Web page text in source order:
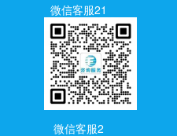
微信客服21
微信客服2